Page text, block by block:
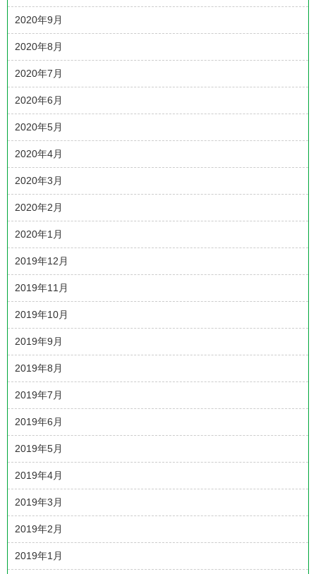
2020年9月
2020年8月
2020年7月
2020年6月
2020年5月
2020年4月
2020年3月
2020年2月
2020年1月
2019年12月
2019年11月
2019年10月
2019年9月
2019年8月
2019年7月
2019年6月
2019年5月
2019年4月
2019年3月
2019年2月
2019年1月